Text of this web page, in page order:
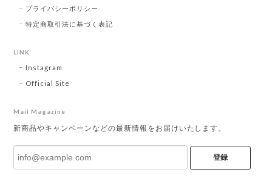
プライバシーポリシー
特定商取引法に基づく表記
LINK
Instagram
Official Site
Mail Magazine
新商品やキャンペーンなどの最新情報をお届けいたします。
登録